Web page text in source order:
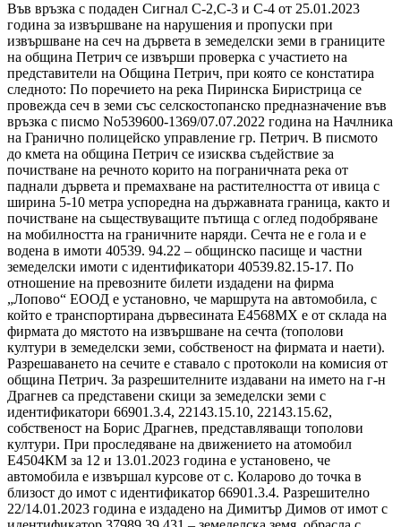
Във връзка с подаден Сигнал С-2,С-3 и С-4 от 25.01.2023
година за извършване на нарушения и пропуски при
извършване на сеч на дървета в земеделски земи в границите
на община Петрич се извърши проверка с участието на
представители на Община Петрич, при която се констатира
следното: По поречието на река Пиринска Биристрица се
провежда сеч в земи със селскостопанско предназначение във
връзка с писмо No539600-1369/07.07.2022 година на Начлника
на Гранично полицейско управление гр. Петрич. В писмото
до кмета на община Петрич се изисква съдействие за
почистване на речното корито на пограничната река от
паднали дървета и премахване на растителността от ивица с
ширина 5-10 метра успоредна на държавната граница, както и
почистване на сьществуващите пътища с оглед подобряване
на мобилността на граничните наряди. Сечта не е гола и е
водена в имоти 40539. 94.22 – общинско пасище и частни
земеделски имоти с идентификатори 40539.82.15-17. По
отношение на превозните билети издадени на фирма
„Лопово“ ЕООД е установно, че маршрута на автомобила, с
който е транспортирана дървесината Е4568МХ е от склада на
фирмата до мястото на извършване на сечта (тополови
култури в земеделски земи, собственост на фирмата и наети).
Разрешаването на сечите е ставало с протоколи на комисия от
община Петрич. За разрешителните издавани на името на г-н
Драгнев са представени скици за земеделски земи с
идентификатори 66901.3.4, 22143.15.10, 22143.15.62,
собственост на Борис Драгнев, представляващи тополови
култури. При проследяване на движението на атомобил
Е4504КМ за 12 и 13.01.2023 година е установено, че
автомобила е извършал курсове от с. Коларово до точка в
близост до имот с идентификатор 66901.3.4. Разрешително
22/14.01.2023 година е издадено на Димитър Димов от имот с